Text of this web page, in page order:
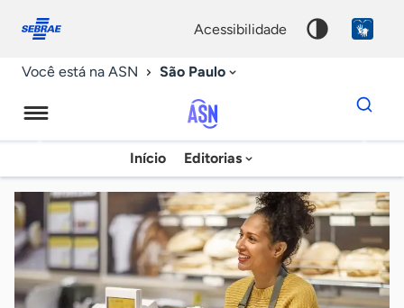
conosco
acessibilidade
Você está na ASN São Paulo
Agência
Sebrae
de
Notícias
Início Editorias
Dados
para
chave